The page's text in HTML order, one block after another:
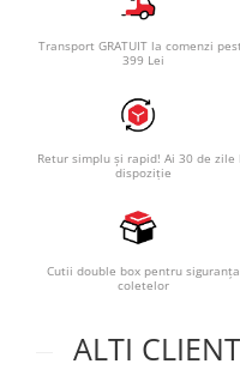
Transport GRATUIT la comenzi
399 Lei
Retur simplu și rapid! Ai 30 de zile
dispoziție
Cutii double box pentru siguranța
coletelor
ALTI